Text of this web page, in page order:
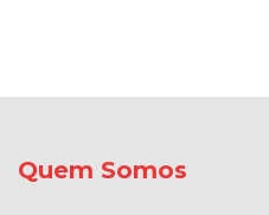
Quem Somos